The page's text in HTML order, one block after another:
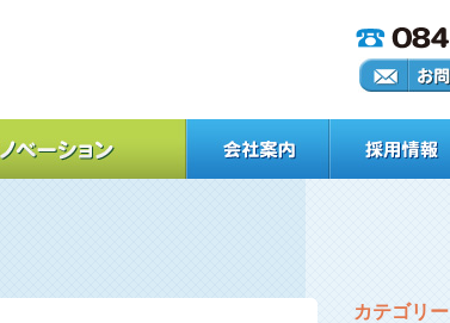
カテゴリー